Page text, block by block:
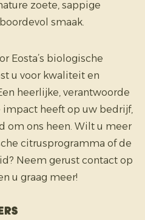
zoete, sappige
smaak.
Eosta’s biologische
u voor kwaliteit en
heerlijke, verantwoorde
impact heeft op uw bedrijf,
om ons heen. Wilt u meer
citrusprogramma of de
Neem gerust contact op
u graag meer!